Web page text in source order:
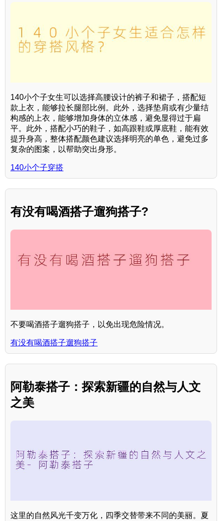
140小个子女生可以选择高腰设计的裤子和裙子，搭配短
款上衣，能够拉长腿部比例。此外，选择垫肩或有少量结
构感的上衣，能够增加身体的立体感，避免显得过于扁
平。此外，搭配小巧的鞋子，如高跟鞋或厚底鞋，能有效
提升身高，整体搭配颜色建议选择明亮的单色，避免过多
复杂的图案，以帮助突出身形。
140小个子穿搭
有没有喝酒搭子遛狗搭子?
不要喝酒搭子遛狗搭子，以免出现危险情况。
有没有喝酒搭子遛狗搭子
阿勒泰搭子：探索新疆的自然与人文
之美
这里的自然风光千变万化，四季交替带来不同的美丽。夏